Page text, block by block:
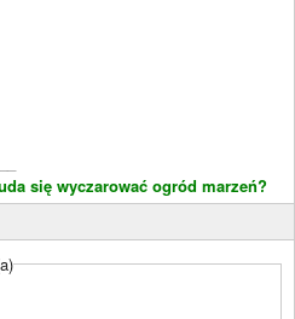
się wyczarować ogród marzeń?